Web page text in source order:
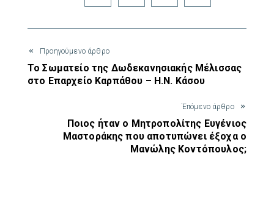
Προηγούμενο άρθρο
Το Σωματείο της Δωδεκανησιακής Μέλισσας
στο Επαρχείο Καρπάθου – Η.Ν. Κάσου
Έπόμενο άρθρο
Ποιος ήταν ο Μητροπολίτης Ευγένιος
Μαστοράκης που αποτυπώνει έξοχα ο
Μανώλης Κοντόπουλος;